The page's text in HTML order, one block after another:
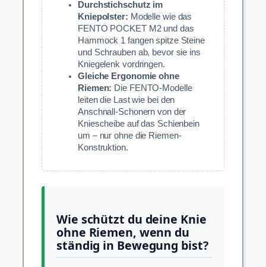
Durchstichschutz im
Kniepolster: Modelle wie das
FENTO POCKET M2 und das
Hammock 1 fangen spitze Steine
und Schrauben ab, bevor sie ins
Kniegelenk vordringen.
Gleiche Ergonomie ohne
Riemen: Die FENTO-Modelle
leiten die Last wie bei den
Anschnall-Schonern von der
Kniescheibe auf das Schienbein
um – nur ohne die Riemen-
Konstruktion.
Wie schützt du deine Knie
ohne Riemen, wenn du
ständig in Bewegung bist?